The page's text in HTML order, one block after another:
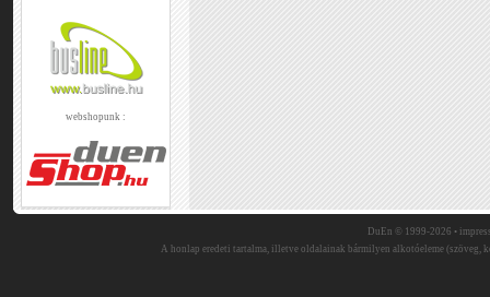
webshopunk :
DuEn © 1999-2026 •
A honlap eredeti tartalma, illetve oldalainak bármilyen alkotóeleme (szöveg,